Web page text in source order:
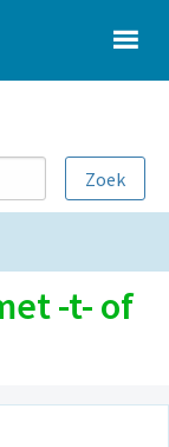
-t- of